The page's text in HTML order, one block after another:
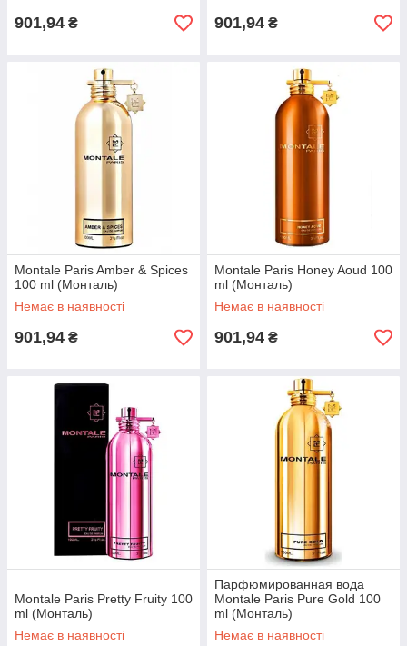
Жіночі тестери духів L ' imperatrice 3 Dolce & Gabbana
Розкішний і не нав'язливий аромат, зачаровує з перших
нот, дарує насолоду і відчуття упевненості в собі.
Жіноча парфумерія Chanel Chance Eau De Fraiche 100
Квітково-фруктовий аромат відрізняється спокусливою
життєрадісністю, іскристою молодістю,жіночністю і
гармонією.
901,94 ₴ 901,94 ₴
Montale Paris Amber & Spices
100 ml (Монталь)
Немає в наявності
901,94 ₴
Montale Paris Honey Aoud 100
ml (Монталь)
Немає в наявності
901,94 ₴
Montale Paris Pretty Fruity 100
ml (Монталь)
Немає в наявності
Парфюмированная вода
Montale Paris Pure Gold 100
ml (Монталь)
Немає в наявності